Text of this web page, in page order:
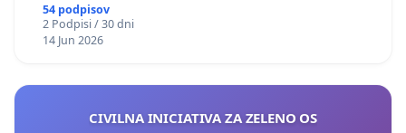
54 podpisov
2 Podpisi / 30 dni
14 Jun 2026
CIVILNA INICIATIVA ZA ZELENO OS